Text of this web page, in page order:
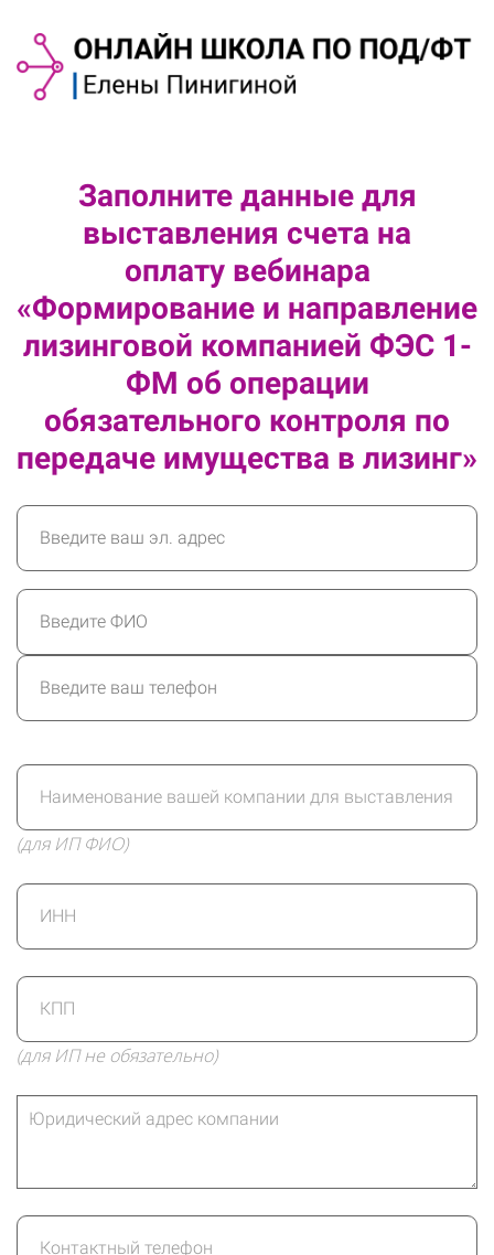
Заполните данные для
выставления счета на
оплату вебинара
«Формирование и направление
лизинговой компанией ФЭС 1-
ФМ об операции
обязательного контроля по
передаче имущества в лизинг»
(для ИП ФИО)
(для ИП не обязательно)